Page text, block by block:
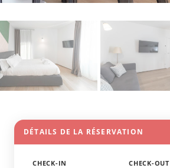
DÉTAILS DE LA RÉSERVATION
CHECK-IN CHECK-OUT